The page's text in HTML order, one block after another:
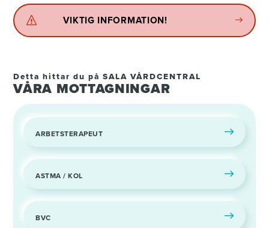
VIKTIG INFORMATION!
Detta hittar du på SALA VÅRDCENTRAL
VÅRA MOTTAGNINGAR
ARBETSTERAPEUT
ASTMA / KOL
BVC